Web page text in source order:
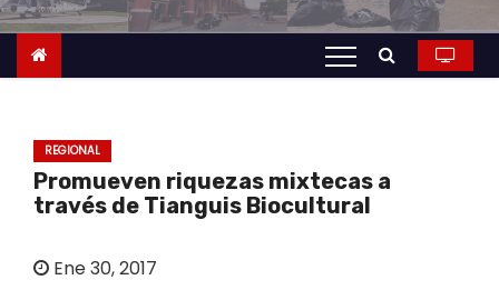
o
t
REGIONAL
Promueven riquezas mixtecas a
través de Tianguis Biocultural
Ene 30, 2017